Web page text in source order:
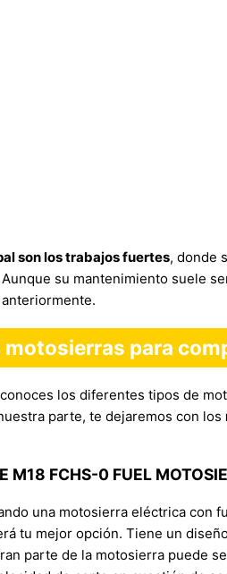
son los trabajos fuertes, donde
su mantenimiento suele
motosierras para
los diferentes tipos de
parte, te dejaremos con los
M18 FCHS-0 FUEL
una motosierra eléctrica con
tu mejor opción. Tiene un
parte de la motosierra puede